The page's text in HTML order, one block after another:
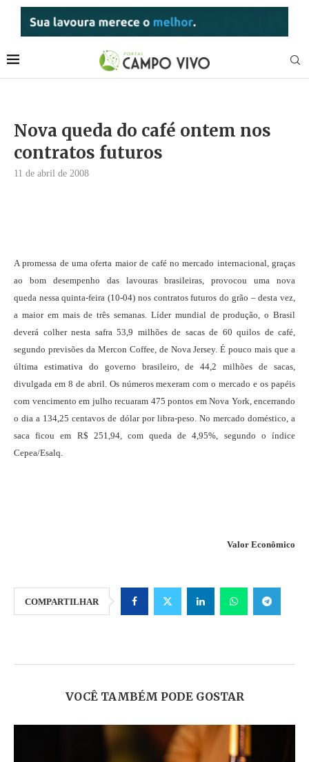
Nova queda do café ontem nos
contratos futuros
11 de abril de 2008
A promessa de uma oferta maior de café no mercado internacional, graças
ao bom desempenho das lavouras brasileiras, provocou uma nova
queda nessa quinta-feira (10-04) nos contratos futuros do grão – desta vez,
a maior em mais de três semanas. Líder mundial de produção, o Brasil
deverá colher nesta safra 53,9 milhões de sacas de 60 quilos de café,
segundo previsões da Mercon Coffee, de Nova Jersey. É pouco mais que a
última estimativa do governo brasileiro, de 44,2 milhões de sacas,
divulgada em 8 de abril. Os números mexeram com o mercado e os papéis
com vencimento em julho recuaram 475 pontos em Nova York, encerrando
o dia a 134,25 centavos de dólar por libra-peso. No mercado doméstico, a
saca ficou em R$ 251,94, com queda de 4,95%, segundo o índice
Cepea/Esalq.
Valor Econômico
COMPARTILHAR
VOCÊ TAMBÉM PODE GOSTAR